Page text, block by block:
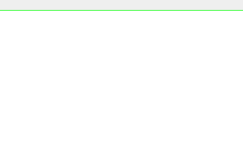
w Hietzing dziewięć razy. Artysta wykonał